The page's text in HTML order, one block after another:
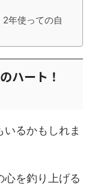
年使っての自
ハート！
るかもしれま
心を釣り上げる